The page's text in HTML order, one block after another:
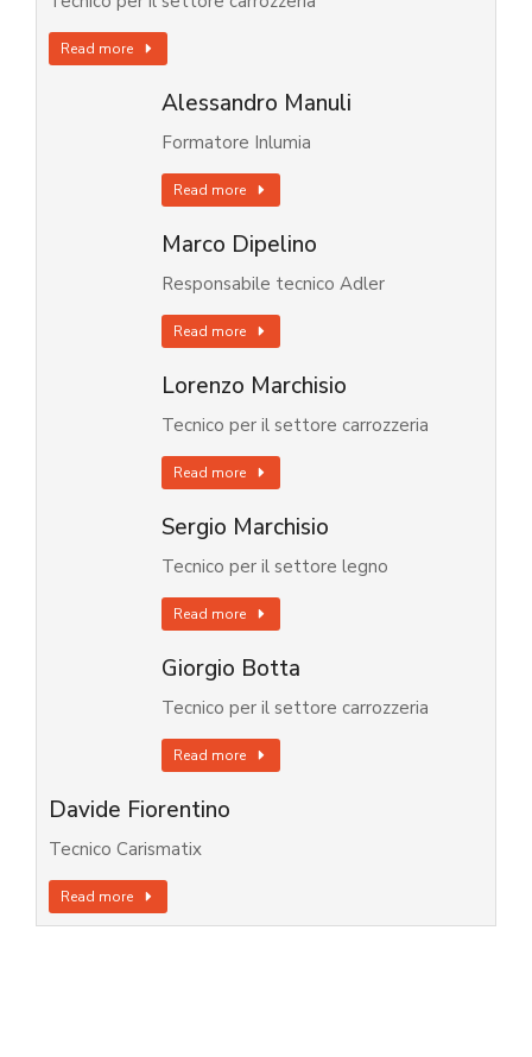
Read more
Alessandro Manuli
Formatore Inlumia
Read more
Marco Dipelino
Responsabile tecnico Adler
Read more
Lorenzo Marchisio
Tecnico per il settore carrozzeria
Read more
Sergio Marchisio
Tecnico per il settore legno
Read more
Giorgio Botta
Tecnico per il settore carrozzeria
Read more
Davide Fiorentino
Tecnico Carismatix
Read more